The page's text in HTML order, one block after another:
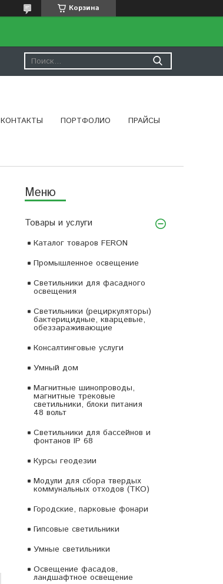
Корзина
КОНТАКТЫ ПОРТФОЛИО ПРАЙСЫ
Товары и услуги
Каталог товаров FERON
Промышленное освещение
Светильники для фасадного
освещения
Светильники (рециркуляторы)
бактерицидные, кварцевые,
обеззараживающие
Консалтинговые услуги
Умный дом
Магнитные шинопроводы,
магнитные трековые
светильники, блоки питания
48 вольт
Светильники для бассейнов и
фонтанов IP 68
Курсы геодезии
Модули для сбора твердых
коммунальных отходов (ТКО)
Городские, парковые фонари
Гипсовые светильники
Умные светильники
Освещение фасадов,
ландшафтное освещение